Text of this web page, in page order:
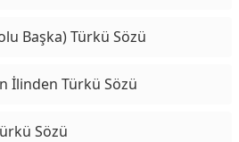
Başka) Türkü Sözü
İlinden Türkü Sözü
Sözü